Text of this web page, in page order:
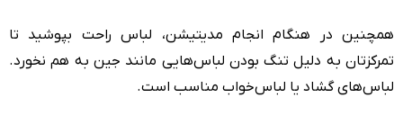
همچنین در هنگام انجام مدیتیشن، لباس راحت بپوشید تا
تمرکزتان به دلیل تنگ بودن لباس‌هایی مانند جین به هم نخورد.
لباس‌های گشاد یا لباس‌خواب مناسب است.